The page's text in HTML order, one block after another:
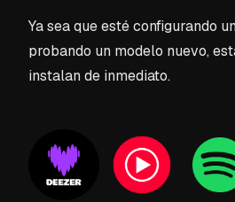
Ya sea que esté configurando
probando un modelo nuevo,
instalan de inmediato.